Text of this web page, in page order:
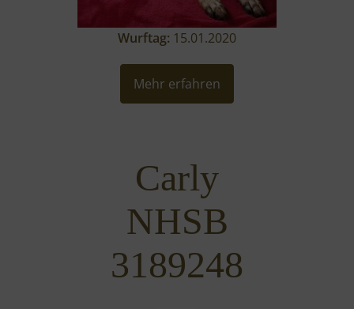
Wurftag: 15.01.2020
Mehr erfahren
Carly
NHSB
3189248